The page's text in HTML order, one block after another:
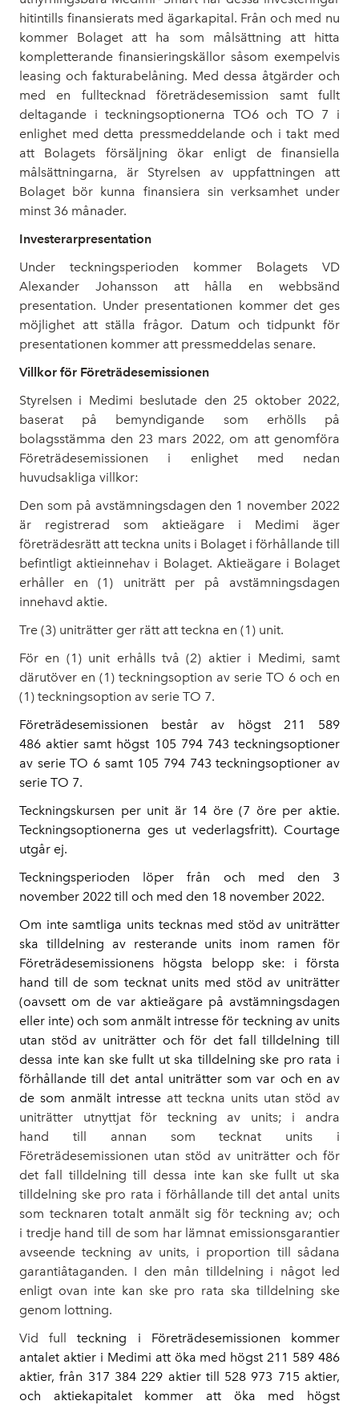
hitintills finansierats med ägarkapital. Från och med nu
kommer Bolaget att ha som målsättning att hitta
kompletterande finansieringskällor såsom exempelvis
leasing och fakturabelåning. Med dessa åtgärder och
med en fulltecknad företrädesemission samt fullt
deltagande i teckningsoptionerna TO6 och TO 7 i
enlighet med detta pressmeddelande och i takt med
att Bolagets försäljning ökar enligt de finansiella
målsättningarna, är Styrelsen av uppfattningen att
Bolaget bör kunna finansiera sin verksamhet under
minst 36 månader.
Investerarpresentation
Under teckningsperioden kommer Bolagets VD
Alexander Johansson att hålla en webbsänd
presentation. Under presentationen kommer det ges
möjlighet att ställa frågor. Datum och tidpunkt för
presentationen kommer att pressmeddelas senare.
Villkor för Företrädesemissionen
Styrelsen i Medimi beslutade den 25 oktober 2022,
baserat på bemyndigande som erhölls på
bolagsstämma den 23 mars 2022, om att genomföra
Företrädesemissionen i enlighet med nedan
huvudsakliga villkor:
Den som på avstämningsdagen den 1 november 2022
är registrerad som aktieägare i Medimi äger
företrädesrätt att teckna units i Bolaget i förhållande till
befintligt aktieinnehav i Bolaget. Aktieägare i Bolaget
erhåller en (1) uniträtt per på avstämningsdagen
innehavd aktie.
Tre (3) uniträtter ger rätt att teckna en (1) unit.
För en (1) unit erhålls två (2) aktier i Medimi, samt
därutöver en (1) teckningsoption av serie TO 6 och en
(1) teckningsoption av serie TO 7.
Företrädesemissionen består av högst 211 589
486 aktier samt högst 105 794 743 teckningsoptioner
av serie TO 6 samt 105 794 743 teckningsoptioner av
serie TO 7.
Teckningskursen per unit är 14 öre (7 öre per aktie.
Teckningsoptionerna ges ut vederlagsfritt). Courtage
utgår ej.
Teckningsperioden löper från och med den 3
november 2022 till och med den 18 november 2022.
Om inte samtliga units tecknas med stöd av uniträtter
ska tilldelning av resterande units inom ramen för
Företrädesemissionens högsta belopp ske: i första
hand till de som tecknat units med stöd av uniträtter
(oavsett om de var aktieägare på avstämningsdagen
eller inte) och som anmält intresse för teckning av units
utan stöd av uniträtter och för det fall tilldelning till
dessa inte kan ske fullt ut ska tilldelning ske pro rata i
förhållande till det antal uniträtter som var och en av
de som anmält intresse att teckna units utan stöd av
uniträtter utnyttjat för teckning av units; i andra
hand till annan som tecknat units i
Företrädesemissionen utan stöd av uniträtter och för
det fall tilldelning till dessa inte kan ske fullt ut ska
tilldelning ske pro rata i förhållande till det antal units
som tecknaren totalt anmält sig för teckning av; och
i tredje hand till de som har lämnat emissionsgarantier
avseende teckning av units, i proportion till sådana
garantiåtaganden. I den mån tilldelning i något led
enligt ovan inte kan ske pro rata ska tilldelning ske
genom lottning.
Vid fullteckning i Företrädesemissionen kommer
antalet aktier i Medimi att öka med högst 211 589 486
aktier, från 317 384 229 aktier till 528 973 715 aktier,
och aktiekapitalet kommer att öka med högst